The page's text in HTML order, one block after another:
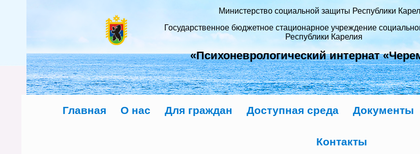
Министерство социальной защиты Республики
Государственное бюджетное стационарное учреждение
Республики Карелия
«Психоневрологический интернат
Главная О нас Для граждан Доступная среда Документы
Контакты